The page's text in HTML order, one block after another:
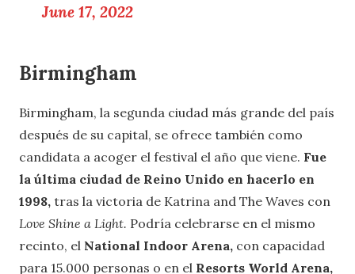
June 17, 2022
Birmingham
Birmingham, la segunda ciudad más grande del país
después de su capital, se ofrece también como
candidata a acoger el festival el año que viene. Fue
la última ciudad de Reino Unido en hacerlo en
1998, tras la victoria de Katrina and The Waves con
Love Shine a Light. Podría celebrarse en el mismo
recinto, el National Indoor Arena, con capacidad
para 15.000 personas o en el Resorts World Arena,